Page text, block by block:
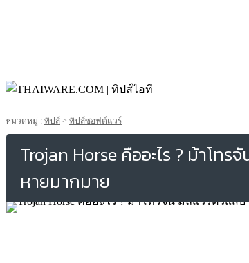
หมวดหมู่ : ทิปส์ > ทิปส์ซอฟต์แวร์
Trojan Horse คืออะไร ? ม้าโท
หายมากมาย